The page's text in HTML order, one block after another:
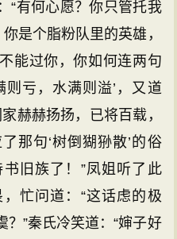
有何心愿？你只管托我
是个脂粉队里的英雄，
能过你，你如何连两句
则亏，水满则溢’，又道
赫赫扬扬，已将百载，
那句‘树倒猢狲散’的俗
旧族了！”凤姐听了此
忙问道：“这话虑的极
”秦氏冷笑道：“婶子好